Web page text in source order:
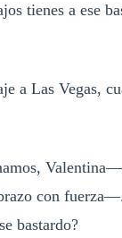
tienes a ese
a Las Vegas,
con
bastardo?